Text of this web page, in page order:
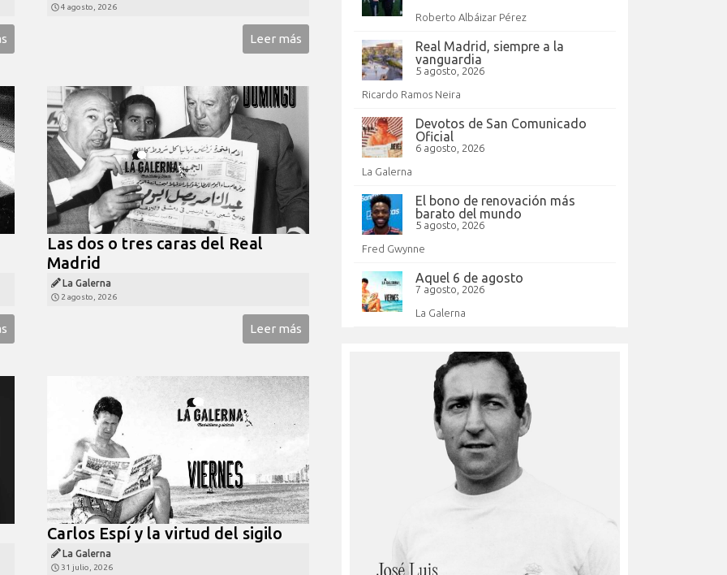
4 agosto, 2026
Leer más
Las dos o tres caras del Real
Madrid
La Galerna
2 agosto, 2026
Leer más
Carlos Espí y la virtud del sigilo
La Galerna
31 julio, 2026
Roberto Albáizar Pérez
Real Madrid, siempre a la
vanguardia
5 agosto, 2026
Ricardo Ramos Neira
Devotos de San Comunicado
Oficial
6 agosto, 2026
La Galerna
El bono de renovación más
barato del mundo
5 agosto, 2026
Fred Gwynne
Aquel 6 de agosto
7 agosto, 2026
La Galerna